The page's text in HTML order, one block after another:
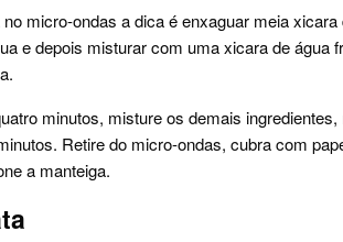
micro-ondas a dica é enxaguar meia
e depois misturar com uma xicara de água
minutos, misture os demais
Retire do micro-ondas, cubra com
a manteiga.